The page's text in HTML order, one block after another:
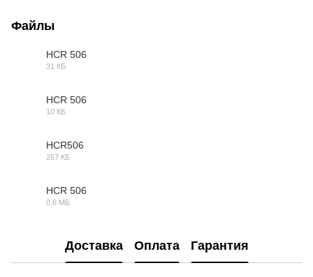
Файлы
HCR 506
31 КБ
HCR 506
10 КБ
HCR506
267 КБ
HCR 506
0.6 МБ
Доставка Оплата Гарантия